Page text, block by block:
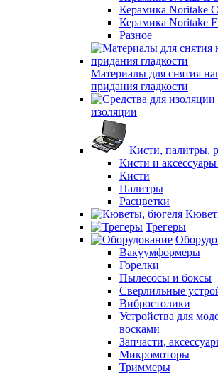
Керамика Noritake
Керамика Noritake
Разное
Материалы для снятия
придания гладкости
изоляции
Кисти, палитры,
Кисти и
Кисти
Палитры
Расцветки
Трегеры
Вакуумформеры
Горелки
Пылесосы и боксы
Сверлильные
Вибростолики
Устройства для
восками
Запчасти,
Микромоторы
Триммеры